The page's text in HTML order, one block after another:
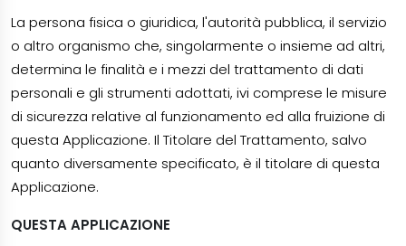
La persona fisica o giuridica, l'autorità pubblica, il servizio
o altro organismo che, singolarmente o insieme ad altri,
determina le finalità e i mezzi del trattamento di dati
personali e gli strumenti adottati, ivi comprese le misure
di sicurezza relative al funzionamento ed alla fruizione di
questa Applicazione. Il Titolare del Trattamento, salvo
quanto diversamente specificato, è il titolare di questa
Applicazione.
QUESTA APPLICAZIONE